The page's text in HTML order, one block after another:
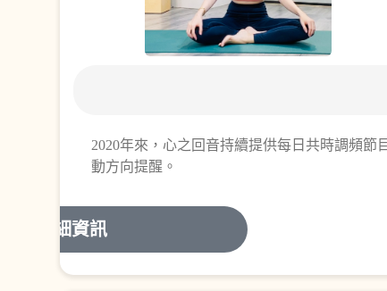
2020年來，心之回音持續提供每日共時調頻
動方向提醒。
詳細資訊